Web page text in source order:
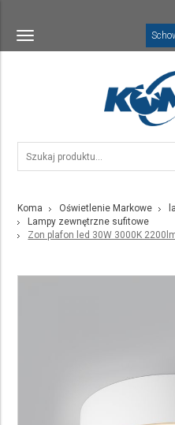
Toggle
navigation
Koma Oświetlenie Markowe
Lampy zewnętrzne sufitowe
Zon plafon led 30W 3000K